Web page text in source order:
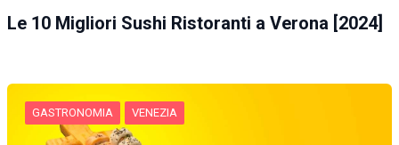
Le 10 Migliori Sushi Ristoranti a Verona [2024]
GASTRONOMIA VENEZIA